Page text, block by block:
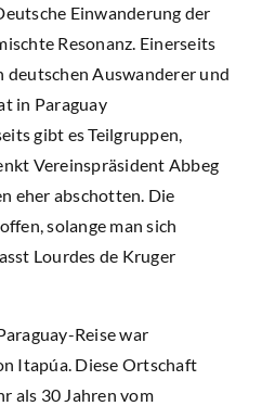
Einwanderung der
Resonanz. Einerseits
deutschen Auswanderer und
in Paraguay
gibt es Teilgruppen,
Vereinspräsident Abbeg
eher abschotten. Die
solange man sich
Lourdes de Kruger
Reise war
Itapúa. Diese Ortschaft
als 30 Jahren vom